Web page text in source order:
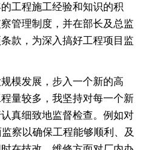
工程施工经验和知识的积
管理制度，并在部长及总监
款，为深入搞好工程项目监
发展，步入一个新的高
量较多，我坚持对每一个新
真细致地监督检查。例如对
察以确保工程能够顺利、及